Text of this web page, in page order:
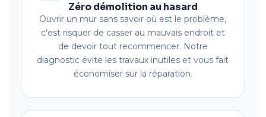
Zéro démolition au hasard
Ouvrir un mur sans savoir où est le problème,
c'est risquer de casser au mauvais endroit et
de devoir tout recommencer. Notre
diagnostic évite les travaux inutiles et vous fait
économiser sur la réparation.